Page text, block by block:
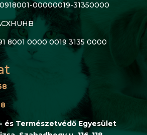
00000019-31350000
8001 0000 0019 3135 0000
és Természetvédő Egyesület